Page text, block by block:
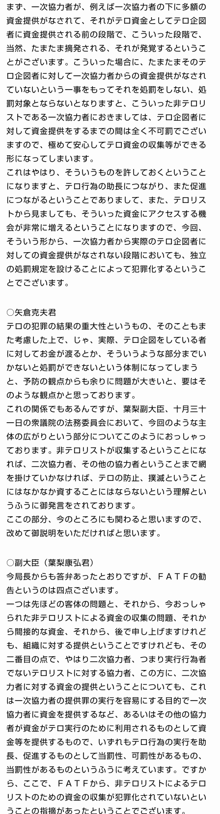
まず、一次協力者が、例えば一次協力者の下に多額の
資金提供がなされて、それがテロ資金としてテロ企図
者に資金提供される前の段階で、こういった段階で、
当然、たまたま摘発される、それが発覚するというこ
とがございます。こういった場合に、たまたまそのテ
ロ企図者に対して一次協力者からの資金提供がなされ
ていないという一事をもってそれを処罰をしない、処
罰対象とならないとなりますと、こういった非テロリ
ストである一次協力者におきましては、テロ企図者に
対して資金提供をするまでの間は全く不可罰でござい
ますので、極めて安心してテロ資金の収集等ができる
形になってしまいます。
これはやはり、そういうものを許しておくということ
になりますと、テロ行為の助長につながり、また促進
につながるということでありまして、また、テロリス
トから見ましても、そういった資金にアクセスする機
会が非常に増えるということになりますので、今回、
そういう形から、一次協力者から実際のテロ企図者に
対しての資金提供がなされない段階においても、独立
の処罰規定を設けることによって犯罪化するというこ
とでございます。
○矢倉克夫君
テロの犯罪の結果の重大性というもの、そのこともま
た考慮した上で、じゃ、実際、テロ企図をしている者
に対してお金が渡るとか、そういうような部分までい
かないと処罰ができないという体制になってしまう
と、予防の観点からも余りに問題が大きいと、要はそ
のような観点かと思っております。
これの関係でもあるんですが、葉梨副大臣、十月三十
一日の衆議院の法務委員会において、今回のような主
体の広がりという部分についてこのようにおっしゃっ
ております。非テロリストが収集するということにな
れば、二次協力者、その他の協力者ということまで網
を掛けていかなければ、テロの防止、撲滅ということ
にはなかなか資することにはならないという理解とい
うふうに御発言をされております。
ここの部分、今のところにも関わると思いますので、
改めて御説明をいただければと思います。
○副大臣（葉梨康弘君）
今局長からも答弁あったとおりですが、ＦＡＴＦの勧
告というのは四点ございます。
一つは先ほどの客体の問題と、それから、今おっしゃ
られた非テロリストによる資金の収集の問題、それか
ら間接的な資金、それから、後で申し上げますけれど
も、組織に対する提供ということですけれども、その
二番目の点で、やはり二次協力者、つまり実行行為者
でないテロリストに対する協力者、この方に、二次協
力者に対する資金の提供ということについても、これ
は一次協力者の提供罪の実行を容易にする目的で一次
協力者に資金を提供するなど、あるいはその他の協力
者が資金がテロ実行のために利用されるものとして資
金等を提供するもので、いずれもテロ行為の実行を助
長、促進するものとして当罰性、可罰性があるもの、
当罰性があるものというふうに考えています。ですか
ら、ここで、ＦＡＴＦから、非テロリストによるテロ
リストのための資金の収集が犯罪化されていないとい
うことの指摘があったということでございます。